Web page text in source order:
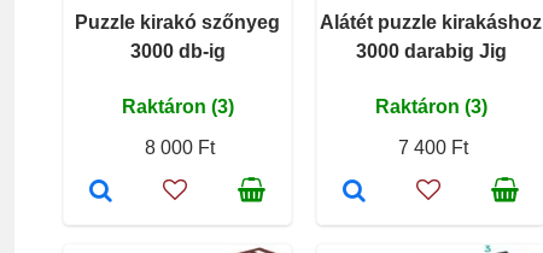
Puzzle kirakó szőnyeg
3000 db-ig
Raktáron (3)
8 000 Ft
Alátét puzzle kirakáshoz
3000 darabig Jig
Raktáron (3)
7 400 Ft